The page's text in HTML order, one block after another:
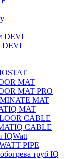
DEVI
DEVI
MAT
MAT PRO
MAT
MAT
CABLE
CABLE
IQWatt
PIPE
труб IQ